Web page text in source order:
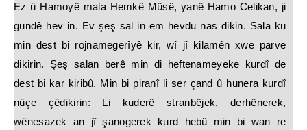
Ez û Hamoyê mala Hemkê Mûsê, yanê Hamo Celikan, ji
gundê hev in. Ev şeş sal in em hevdu nas dikin. Sala ku
min dest bi rojnamegerîyê kir, wî jî kilamên xwe parve
dikirin. Şeş salan berê min di heftenameyeke kurdî de
dest bi kar kiribû. Min bi piranî li ser çand û hunera kurdî
nûçe çêdikirin: Li kuderê stranbêjek, derhênerek,
wênesazek an jî şanogerek kurd hebû min bi wan re